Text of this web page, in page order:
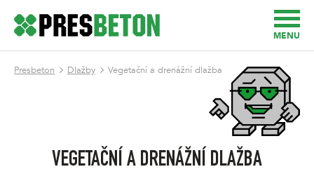
MENU
Presbeton Dlažby Vegetační a drenážní dlažba
VEGETAČNÍ A DRENÁŽNÍ DLAŽBA